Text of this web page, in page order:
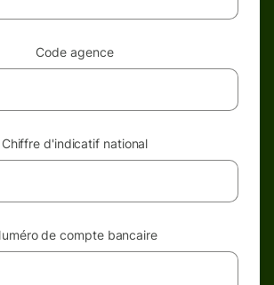
Code agence
Chiffre d'indicatif national
de compte bancaire